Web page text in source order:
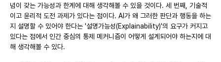
념이 갖는 가능성과 한계에 대해 생각해볼 수 있을 것이다. 세 번째, 기술적
이고 윤리적 도전 과제가 있다는 점이다. AI가 왜 그러한 판단과 행동을 하는
지 설명할 수 있어야 한다는 '설명가능성(Explainability)'의 요구가 커지고
있다는 점에서 인간 중심의 통제 메커니즘이 어떻게 설계되어야 하는지에 대
해 생각해볼 수 있다.